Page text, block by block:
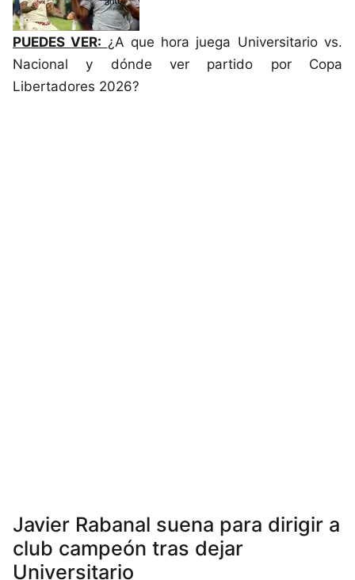
PUEDES VER: ¿A que hora juega Universitario vs.
Nacional y dónde ver partido por Copa
Libertadores 2026?
Javier Rabanal suena para dirigir a
club campeón tras dejar
Universitario